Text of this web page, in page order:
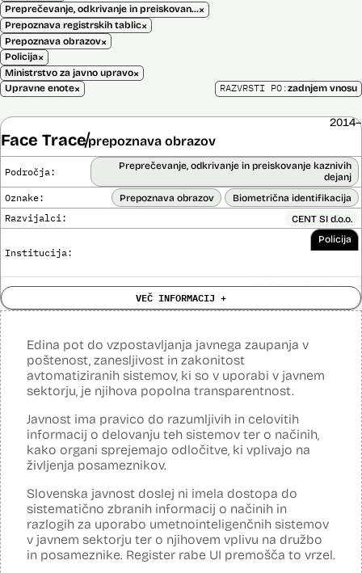
Preprečevanje, odkrivanje in preiskovanje kaznivih dejanj×
Prepoznava registrskih tablic×
Prepoznava obrazov×
Policija×
Ministrstvo za javno upravo×
Upravne enote× RAZVRSTI PO:zadnjem vnosu
Face Traceprepoznava obrazov
2014–
Področja:
Preprečevanje, odkrivanje in preiskovanje kaznivih
dejanj
Oznake: Prepoznava obrazov Biometrična identifikacija
Razvijalci: CENT SI d.o.o.
Institucija:
Policija
Cena: 39.650,00 EUR z DDV
licence:
Ni časovno omejena
opravljena:
Analiza učinka na osebne podatke opravljena:
Posodobljeno: 3. december 2024
Sistem uporablja algoritme za izdelavo in iskanje biometričnih
razpoznavnih znakov podjetja Neurotechnology (tehnologija
VeriLook). Vsebuje dva spletna servisa, ki sta integrirana v obstoječo
Evidenco fotografiranih oseb policije: prvi je namenjen označevanju
osebnih razpoznavnih znakov, drugi primerjanju fotografij obraza
neznane (iskane) osebe z množico znanih oseb v Evidenci
fotografiranih oseb policije. Aplikacija pripravi rangiran seznam oseb
po podobnostih obraza. V foto album za prepoznavo oseb lahko
uporabnik izbere samo tiste fotografije, ki v podobnosti dosežejo
dovolj visok prag ujemanja. Končno identifikacijo osebe mora
strokovnjak za primerjavo obraznih značilnosti opraviti ročno.
Sistem uporablja sledeče podatke: Evidenca fotografiranih oseb
policije (del informacijsko telekomunikacijskega sistema policije
VEČ INFORMACIJ +
Edina pot do vzpostavljanja javnega zaupanja v
poštenost, zanesljivost in zakonitost
avtomatiziranih sistemov, ki so v uporabi v javnem
sektorju, je njihova popolna transparentnost.
Javnost ima pravico do razumljivih in celovitih
informacij o delovanju teh sistemov ter o načinih,
kako organi sprejemajo odločitve, ki vplivajo na
življenja posameznikov.
Slovenska javnost doslej ni imela dostopa do
sistematično zbranih informacij o načinih in
razlogih za uporabo umetnointeligenčnih sistemov
v javnem sektorju ter o njihovem vplivu na družbo
in posameznike. Register rabe UI premošča to vrzel.